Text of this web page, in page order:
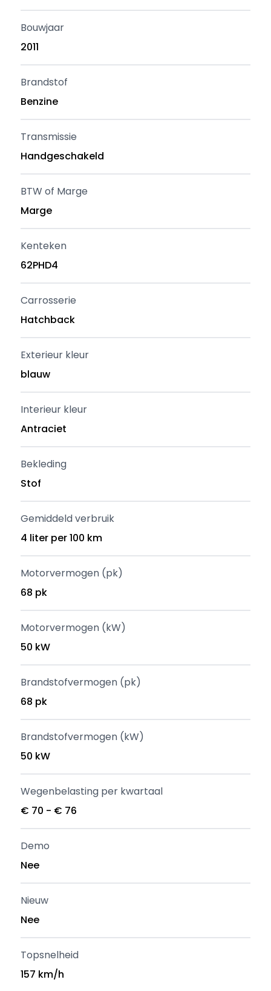
Bouwjaar
2011
Brandstof
Benzine
Transmissie
Handgeschakeld
BTW of Marge
Marge
Kenteken
62PHD4
Carrosserie
Hatchback
Exterieur kleur
blauw
Interieur kleur
Antraciet
Bekleding
Stof
Gemiddeld verbruik
4 liter per 100 km
Motorvermogen (pk)
68 pk
Motorvermogen (kW)
50 kW
Brandstofvermogen (pk)
68 pk
Brandstofvermogen (kW)
50 kW
Wegenbelasting per kwartaal
€ 70 - € 76
Demo
Nee
Nieuw
Nee
Topsnelheid
157 km/h